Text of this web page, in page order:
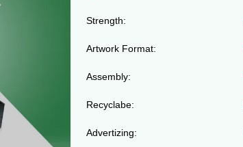
Strength:
Artwork Format:
Assembly:
Recyclabe:
Advertizing: